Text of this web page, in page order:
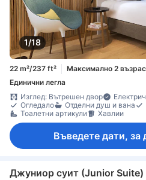
1/18
22 m²/237 ft² Максимално 2
Единични легла
Изглед: Вътрешен двор
Огледало
Отделни душ и вана
Тоалетни артикули
Хавлии
Въведете дати, за
Джуниор суит (Junior Suite)